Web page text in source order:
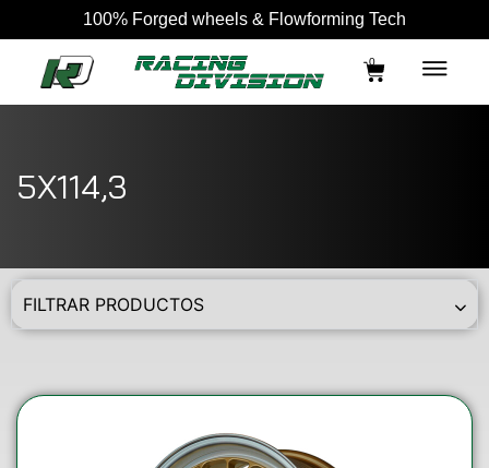
100% Forged wheels & Flowforming Tech
0
5X114,3
FILTRAR PRODUCTOS